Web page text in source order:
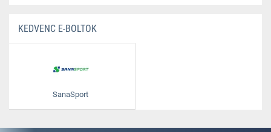
KEDVENC E-BOLTOK
SanaSport